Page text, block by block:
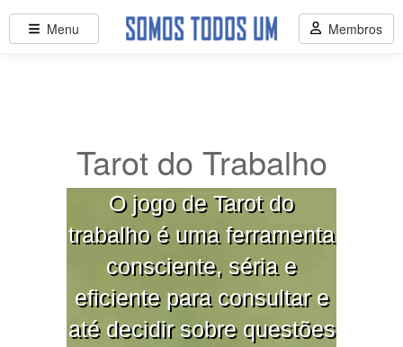
Tarot do Trabalho
O jogo de Tarot do
trabalho é uma ferramenta
consciente, séria e
eficiente para consultar e
até decidir sobre questões
Menu Membros